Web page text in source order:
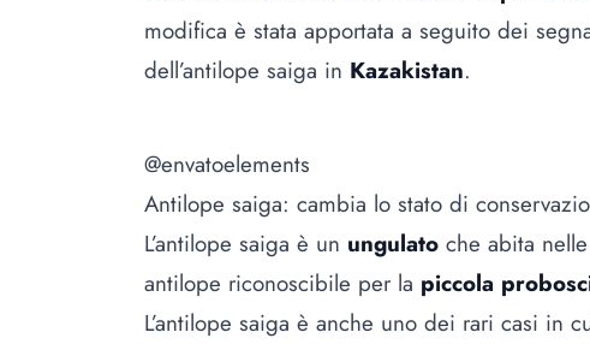
modifica è stata apportata a seguito dei
dell’antilope saiga in Kazakistan.
@envatoelements
Antilope saiga: cambia lo stato di
L’antilope saiga è un ungulato che abita nelle
antilope riconoscibile per la piccola
L’antilope saiga è anche uno dei rari casi in